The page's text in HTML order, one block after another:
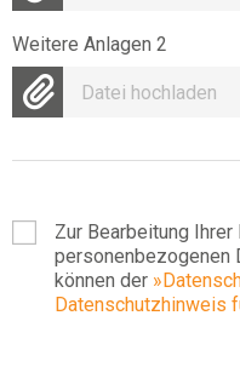
Weitere Anlagen 2
Datei hochladen
Zur Bearbeitung
personenbezogenen
können der
Datenschutzhinweis